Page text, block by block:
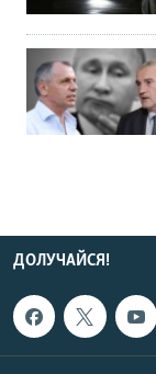
ДОЛУЧАЙСЯ!